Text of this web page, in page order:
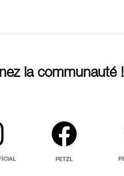
la communauté !